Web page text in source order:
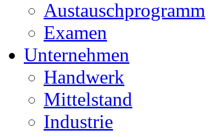
Austauschprogramm
Examen
Unternehmen
Handwerk
Mittelstand
Industrie